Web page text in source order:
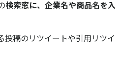
検索窓に、企業名や商品名を入
投稿のリツイートや引用リツイ